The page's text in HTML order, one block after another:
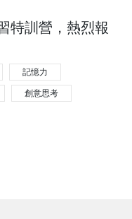
特訓營，熱烈報
記憶力
創意思考